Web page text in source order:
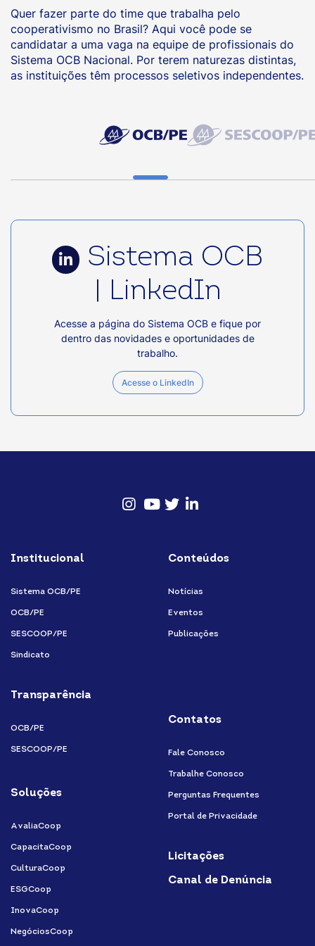
Quer fazer parte do time que trabalha pelo
cooperativismo no Brasil? Aqui você pode se
candidatar a uma vaga na equipe de profissionais do
Sistema OCB Nacional. Por terem naturezas distintas,
as instituições têm processos seletivos independentes.
Sistema OCB
| LinkedIn
Acesse a página do Sistema OCB e fique por
dentro das novidades e oportunidades de
trabalho.
Acesse o LinkedIn
Institucional
Sistema OCB/PE
OCB/PE
SESCOOP/PE
Sindicato
Transparência
OCB/PE
SESCOOP/PE
Soluções
AvaliaCoop
CapacitaCoop
CulturaCoop
ESGCoop
InovaCoop
NegóciosCoop
Conteúdos
Notícias
Eventos
Publicações
Contatos
Fale Conosco
Trabalhe Conosco
Perguntas Frequentes
Portal de Privacidade
Licitações
Canal de Denúncia